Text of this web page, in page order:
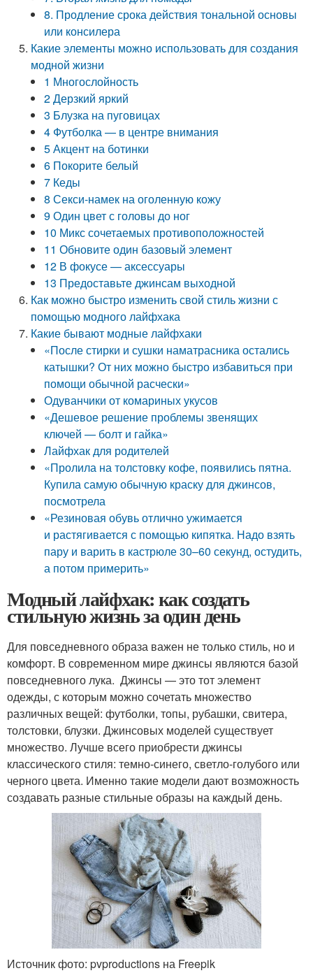
8. Продление срока действия тональной основы
или консилера
Какие элементы можно использовать для создания
модной жизни
1 Многослойность
2 Дерзкий яркий
3 Блузка на пуговицах
4 Футболка — в центре внимания
5 Акцент на ботинки
6 Покорите белый
7 Кеды
8 Секси-намек на оголенную кожу
9 Один цвет с головы до ног
10 Микс сочетаемых противоположностей
11 Обновите один базовый элемент
12 В фокусе — аксессуары
13 Предоставьте джинсам выходной
Как можно быстро изменить свой стиль жизни с
помощью модного лайфхака
Какие бывают модные лайфхаки
«После стирки и сушки наматрасника остались
катышки? От них можно быстро избавиться при
помощи обычной расчески»
Одуванчики от комариных укусов
«Дешевое решение проблемы звенящих
ключей — болт и гайка»
Лайфхак для родителей
«Пролила на толстовку кофе, появились пятна.
Купила самую обычную краску для джинсов,
посмотрела
«Резиновая обувь отлично ужимается
и растягивается с помощью кипятка. Надо взять
пару и варить в кастрюле 30–60 секунд, остудить,
а потом примерить»
Модный лайфхак: как создать
стильную жизнь за один день
Для повседневного образа важен не только стиль, но и
комфорт. В современном мире джинсы являются базой
повседневного лука. Джинсы — это тот элемент
одежды, с которым можно сочетать множество
различных вещей: футболки, топы, рубашки, свитера,
толстовки, блузки. Джинсовых моделей существует
множество. Лучше всего приобрести джинсы
классического стиля: темно-синего, светло-голубого или
черного цвета. Именно такие модели дают возможность
создавать разные стильные образы на каждый день.
Источник фото: pvproductions на Freepik